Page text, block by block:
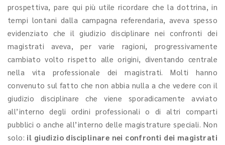
prospettiva, pare qui più utile ricordare che la dottrina, in
tempi lontani dalla campagna referendaria, aveva spesso
evidenziato che il giudizio disciplinare nei confronti dei
magistrati aveva, per varie ragioni, progressivamente
cambiato volto rispetto alle origini, diventando centrale
nella vita professionale dei magistrati. Molti hanno
convenuto sul fatto che non abbia nulla a che vedere con il
giudizio disciplinare che viene sporadicamente avviato
all’interno degli ordini professionali o di altri comparti
pubblici o anche all’interno delle magistrature speciali. Non
solo: il giudizio disciplinare nei confronti dei magistrati